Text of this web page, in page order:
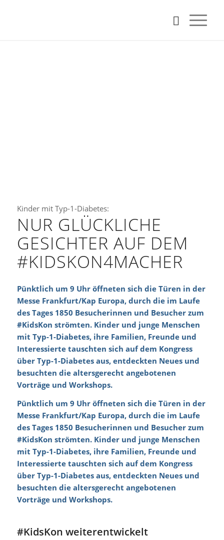
Kinder mit Typ-1-Diabetes:
NUR GLÜCKLICHE
GESICHTER AUF DEM
#KIDSKON4MACHER
Pünktlich um 9 Uhr öffneten sich die Türen in der
Messe Frankfurt/Kap Europa, durch die im Laufe
des Tages 1850 Besucherinnen und Besucher zum
#KidsKon strömten. Kinder und junge Menschen
mit Typ-1-Diabetes, ihre Familien, Freunde und
Interessierte tauschten sich auf dem Kongress
über Typ-1-Diabetes aus, entdeckten Neues und
besuchten die altersgerecht angebotenen
Vorträge und Workshops.
Pünktlich um 9 Uhr öffneten sich die Türen in der
Messe Frankfurt/Kap Europa, durch die im Laufe
des Tages 1850 Besucherinnen und Besucher zum
#KidsKon strömten. Kinder und junge Menschen
mit Typ-1-Diabetes, ihre Familien, Freunde und
Interessierte tauschten sich auf dem Kongress
über Typ-1-Diabetes aus, entdeckten Neues und
besuchten die altersgerecht angebotenen
Vorträge und Workshops.
#KidsKon weiterentwickelt